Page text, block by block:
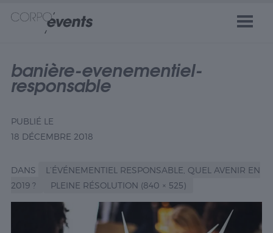
banière-evenementiel-
responsable
PUBLIÉ LE
18 DÉCEMBRE 2018
DANS
L’ÉVÉNEMENTIEL RESPONSABLE, QUEL AVENIR EN
2019 ?
PLEINE RÉSOLUTION (840 × 525)